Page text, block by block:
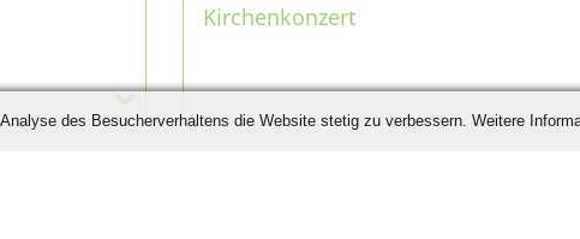
Kirchenkonzert
des Besucherverhaltens die Website stetig zu verbessern. Weitere